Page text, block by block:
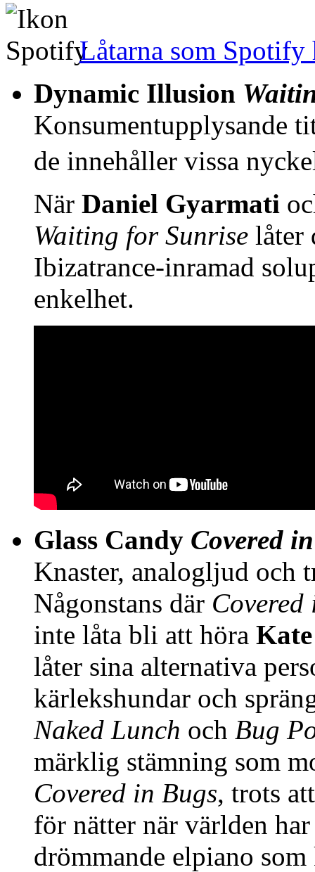
Låtarna som Spotify
Dynamic Illusion
Konsumentupplysande
de innehåller vissa
När Daniel Gyarmati
Waiting for Sunrise låter
Ibizatrance-inramad
enkelhet.
Glass Candy Covered
Knaster, analogljud och
Någonstans där Covered
inte låta bli att höra
låter sina alternativa
kärlekshundar och
Naked Lunch och Bug
märklig stämning som
Covered in Bugs, trots
för nätter när världen
drömmande elpiano